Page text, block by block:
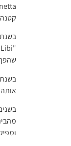
"Feker Libi", שנכתב והולחן על ידי דורון מדלי ו
שהפך לחלק